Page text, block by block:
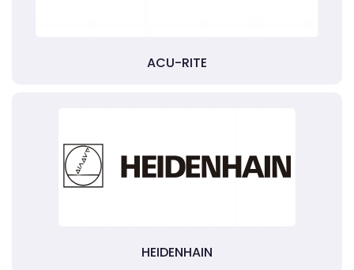
ACU-RITE
HEIDENHAIN